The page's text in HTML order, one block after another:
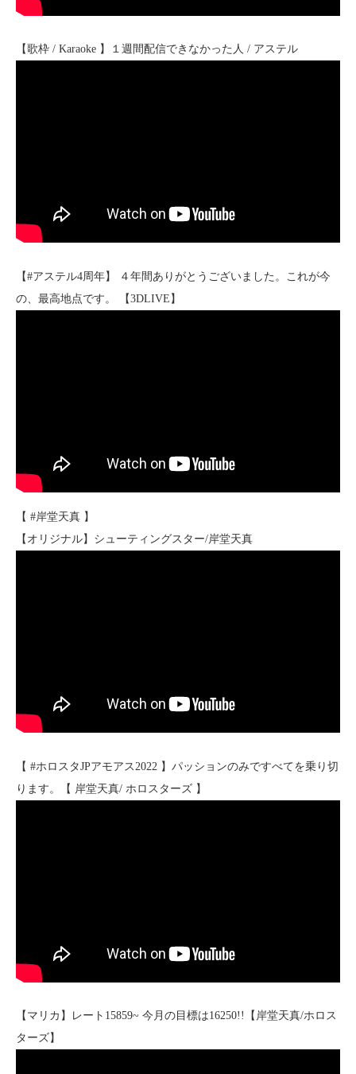
【歌枠 / Karaoke 】１週間配信できなかった人 / アステル
【#アステル4周年】 ４年間ありがとうございました。これが今
の、最高地点です。 【3DLIVE】
【 #岸堂天真 】
【オリジナル】シューティングスター/岸堂天真
【 #ホロスタJPアモアス2022 】パッションのみですべてを乗り切
ります。【 岸堂天真/ ホロスターズ 】
【マリカ】レート15859~ 今月の目標は16250!!【岸堂天真/ホロス
ターズ】